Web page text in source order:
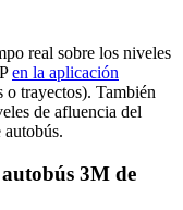
real sobre los niveles
en la aplicación
o trayectos). También
de afluencia del
autobús.
3M de